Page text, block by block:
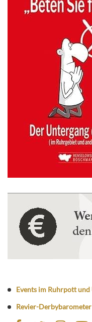
Events im Ruhrpott
Revier-Derbybarometer